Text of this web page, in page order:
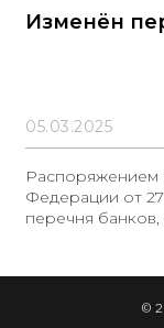
Изменён
05.03.2025
Распоряжением
Федерации от
перечня банков,
Правительства
исключены
©